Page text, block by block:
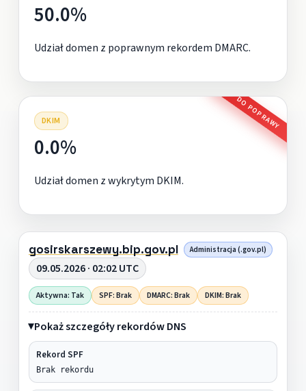
50.0%
Udział domen z poprawnym rekordem DMARC.
DKIM DO POPRAWY
0.0%
Udział domen z wykrytym DKIM.
gosirskarszewy.bip.gov.pl Administracja (.gov.pl)
09.05.2026 · 02:02 UTC
Aktywna: Tak SPF: Brak DMARC: Brak DKIM: Brak
Pokaż szczegóły rekordów DNS
Rekord SPF
Brak rekordu